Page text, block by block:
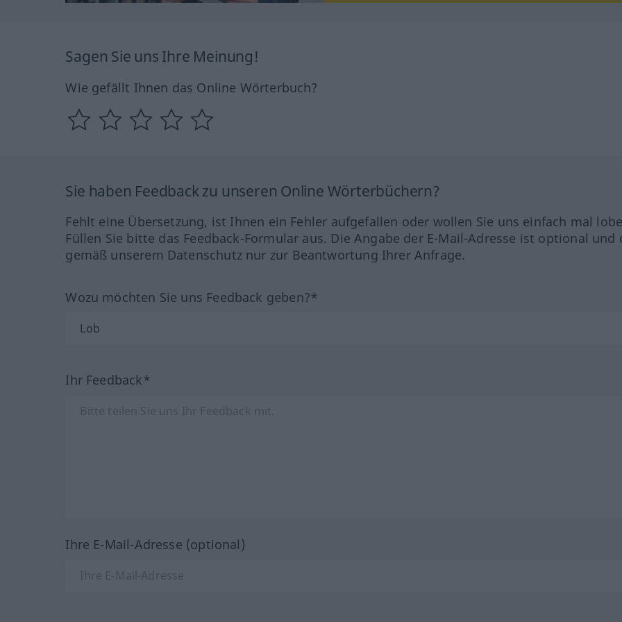
Sagen Sie uns Ihre Meinung!
Wie gefällt Ihnen das Online Wörterbuch?
Sie haben Feedback zu unseren Online Wörterbüchern?
Fehlt eine Übersetzung, ist Ihnen ein Fehler aufgefallen oder wollen Sie uns einfach mal
Füllen Sie bitte das Feedback-Formular aus. Die Angabe der E-Mail-Adresse ist optional und
gemäß unserem Datenschutz nur zur Beantwortung Ihrer Anfrage.
Wozu möchten Sie uns Feedback geben?*
Ihr Feedback*
Ihre E-Mail-Adresse (optional)